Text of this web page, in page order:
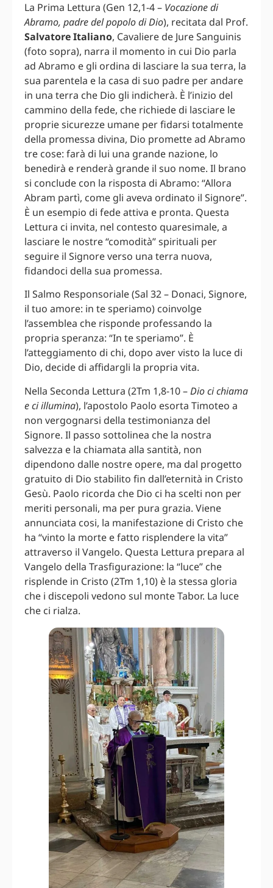
La Prima Lettura (Gen 12,1-4 – Vocazione di
Abramo, padre del popolo di Dio), recitata dal Prof.
Salvatore Italiano, Cavaliere de Jure Sanguinis
(foto sopra), narra il momento in cui Dio parla
ad Abramo e gli ordina di lasciare la sua terra, la
sua parentela e la casa di suo padre per andare
in una terra che Dio gli indicherà. È l’inizio del
cammino della fede, che richiede di lasciare le
proprie sicurezze umane per fidarsi totalmente
della promessa divina, Dio promette ad Abramo
tre cose: farà di lui una grande nazione, lo
benedirà e renderà grande il suo nome. Il brano
si conclude con la risposta di Abramo: “Allora
Abram partì, come gli aveva ordinato il Signore”.
È un esempio di fede attiva e pronta. Questa
Lettura ci invita, nel contesto quaresimale, a
lasciare le nostre “comodità” spirituali per
seguire il Signore verso una terra nuova,
fidandoci della sua promessa.
Il Salmo Responsoriale (Sal 32 – Donaci, Signore,
il tuo amore: in te speriamo) coinvolge
l’assemblea che risponde professando la
propria speranza: “In te speriamo”. È
l’atteggiamento di chi, dopo aver visto la luce di
Dio, decide di affidargli la propria vita.
Nella Seconda Lettura (2Tm 1,8-10 –Dio ci chiama
e ci illumina), l’apostolo Paolo esorta Timoteo a
non vergognarsi della testimonianza del
Signore. Il passo sottolinea che la nostra
salvezza e la chiamata alla santità, non
dipendono dalle nostre opere, ma dal progetto
gratuito di Dio stabilito fin dall’eternità in Cristo
Gesù. Paolo ricorda che Dio ci ha scelti non per
meriti personali, ma per pura grazia. Viene
annunciata cosi, la manifestazione di Cristo che
ha “vinto la morte e fatto risplendere la vita”
attraverso il Vangelo. Questa Lettura prepara al
Vangelo della Trasfigurazione: la “luce” che
risplende in Cristo (2Tm 1,10) è la stessa gloria
che i discepoli vedono sul monte Tabor. La luce
che ci rialza.